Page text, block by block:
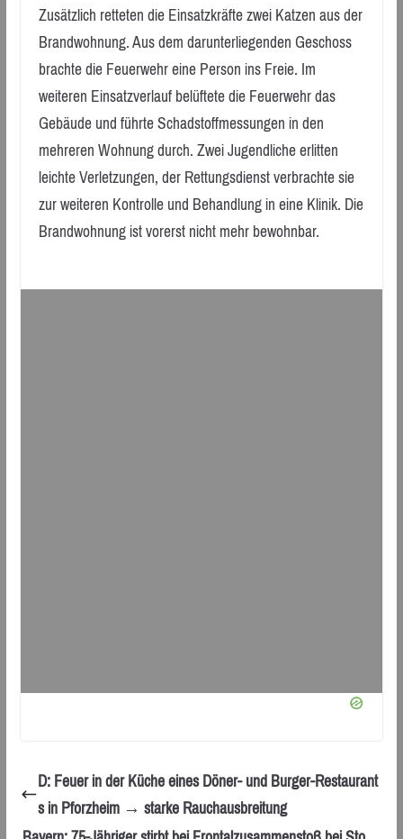
Zusätzlich retteten die Einsatzkräfte zwei Katzen aus der
Brandwohnung. Aus dem darunterliegenden Geschoss
brachte die Feuerwehr eine Person ins Freie. Im
weiteren Einsatzverlauf belüftete die Feuerwehr das
Gebäude und führte Schadstoffmessungen in den
mehreren Wohnung durch. Zwei Jugendliche erlitten
leichte Verletzungen, der Rettungsdienst verbrachte sie
zur weiteren Kontrolle und Behandlung in eine Klinik. Die
Brandwohnung ist vorerst nicht mehr bewohnbar.
D: Feuer in der Küche eines Döner- und Burger-Restaurant
s in Pforzheim → starke Rauchausbreitung